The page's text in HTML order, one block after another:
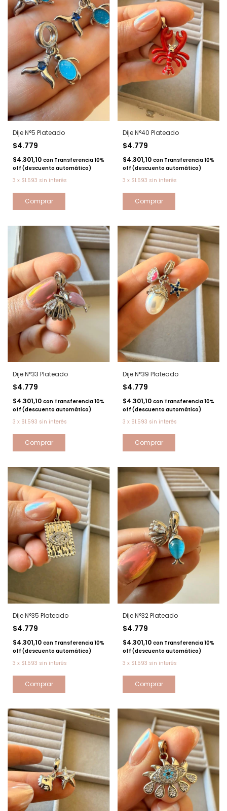
Dije N°5 Plateado
$4.779
$4.301,10 con Transferencia 10%
off (descuento automático)
3 x $1.593 sin interés
Dije N°40 Plateado
$4.779
$4.301,10 con Transferencia 10%
off (descuento automático)
3 x $1.593 sin interés
Dije N°33 Plateado
$4.779
$4.301,10 con Transferencia 10%
off (descuento automático)
3 x $1.593 sin interés
Dije N°39 Plateado
$4.779
$4.301,10 con Transferencia 10%
off (descuento automático)
3 x $1.593 sin interés
Dije N°35 Plateado
$4.779
$4.301,10 con Transferencia 10%
off (descuento automático)
3 x $1.593 sin interés
Dije N°32 Plateado
$4.779
$4.301,10 con Transferencia 10%
off (descuento automático)
3 x $1.593 sin interés